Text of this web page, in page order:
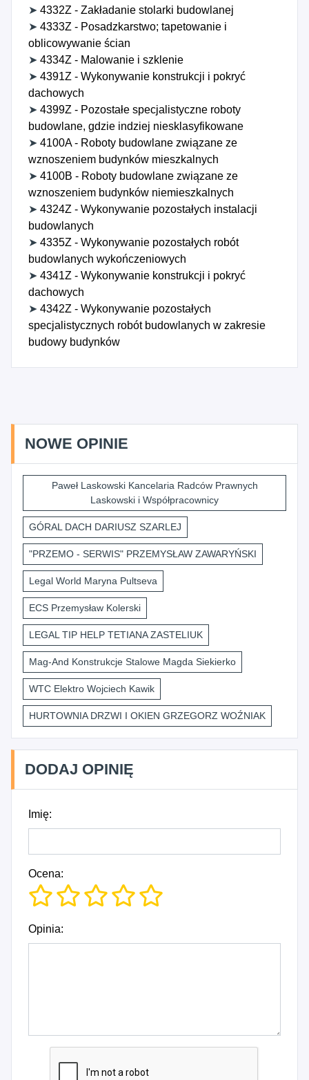
➤ 4332Z - Zakładanie stolarki budowlanej
➤ 4333Z - Posadzkarstwo; tapetowanie i
oblicowywanie ścian
➤ 4334Z - Malowanie i szklenie
➤ 4391Z - Wykonywanie konstrukcji i pokryć
dachowych
➤ 4399Z - Pozostałe specjalistyczne roboty
budowlane, gdzie indziej niesklasyfikowane
➤ 4100A - Roboty budowlane związane ze
wznoszeniem budynków mieszkalnych
➤ 4100B - Roboty budowlane związane ze
wznoszeniem budynków niemieszkalnych
➤ 4324Z - Wykonywanie pozostałych instalacji
budowlanych
➤ 4335Z - Wykonywanie pozostałych robót
budowlanych wykończeniowych
➤ 4341Z - Wykonywanie konstrukcji i pokryć
dachowych
➤ 4342Z - Wykonywanie pozostałych
specjalistycznych robót budowlanych w zakresie
budowy budynków
NOWE OPINIE
Paweł Laskowski Kancelaria Radców Prawnych
Laskowski i Współpracownicy
GÓRAL DACH DARIUSZ SZARLEJ
"PRZEMO - SERWIS" PRZEMYSŁAW ZAWARYŃSKI
Legal World Maryna Pultseva
ECS Przemysław Kolerski
LEGAL TIP HELP TETIANA ZASTELIUK
Mag-And Konstrukcje Stalowe Magda Siekierko
WTC Elektro Wojciech Kawik
HURTOWNIA DRZWI I OKIEN GRZEGORZ WOŹNIAK
DODAJ OPINIĘ
Imię:
Ocena:
Opinia: